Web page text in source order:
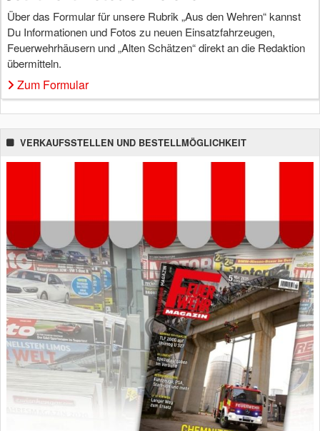
Über das Formular für unsere Rubrik „Aus den Wehren“ kannst
Du Informationen und Fotos zu neuen Einsatzfahrzeugen,
Feuerwehrhäusern und „Alten Schätzen“ direkt an die Redaktion
übermitteln.
Zum Formular
VERKAUFSSTELLEN UND BESTELLMÖGLICHKEIT